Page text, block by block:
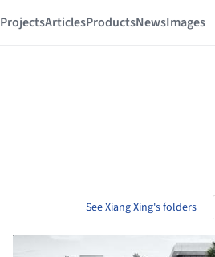
ProjectsArticlesProductsNewsImages
See Xiang Xing's folders